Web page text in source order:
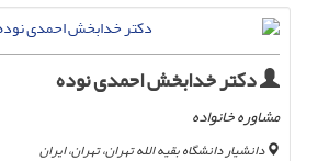
دکتر خدابخش احمدی نوده
مشاوره خانواده
دانشیار دانشگاه بقیه الله تهران، تهران، ایران